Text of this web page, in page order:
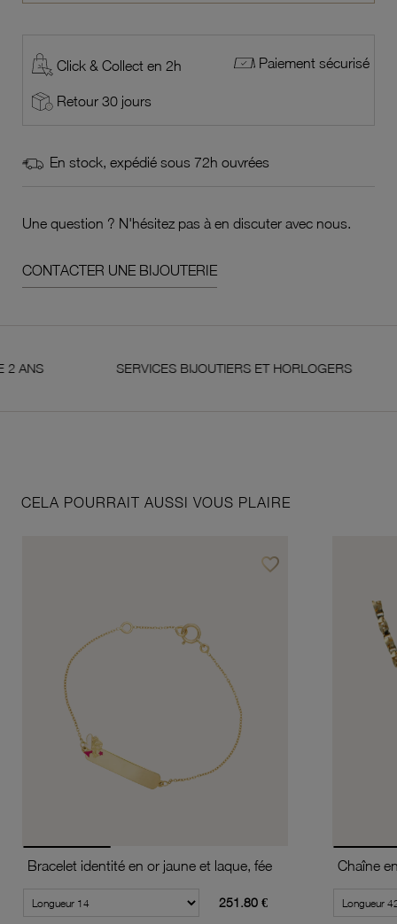
Click & Collect en 2h Paiement sécurisé
Retour 30 jours
En stock, expédié sous 72h ouvrées
Une question ? N'hésitez pas à en discuter avec nous.
CONTACTER UNE BIJOUTERIE
SERVICES BIJOUTIERS ET HORLOGERS
CELA POURRAIT AUSSI VOUS PLAIRE
favorite_borderAjouter à vos favoris
Bracelet identité en or jaune et laque, fée
251.80 €